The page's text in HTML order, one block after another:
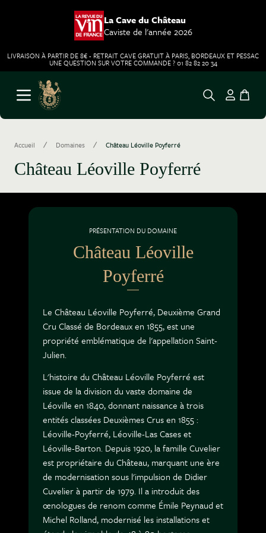
La Cave du Château
Caviste de l'année 2026
LIVRAISON À PARTIR DE 8€ - RETRAIT CAVE GRATUIT À PARIS, BORDEAUX ET PESSAC
UNE QUESTION SUR VOTRE COMMANDE ? 01 82 82 20 34
Aller au contenu
Ouvrir le menu
Accueil / Domaines / Château Léoville Poyferré
Château Léoville Poyferré
PRÉSENTATION DU DOMAINE
Château Léoville
Poyferré
Le Château Léoville Poyferré, Deuxième Grand
Cru Classé de Bordeaux en 1855, est une
propriété emblématique de l'appellation Saint-
Julien.
L'histoire du Château Léoville Poyferré est
issue de la division du vaste domaine de
Léoville en 1840, donnant naissance à trois
entités classées Deuxièmes Crus en 1855 :
Léoville-Poyferré, Léoville-Las Cases et
Léoville-Barton. Depuis 1920, la famille Cuvelier
est propriétaire du Château, marquant une ère
de modernisation sous l'impulsion de Didier
Cuvelier à partir de 1979. Il a introduit des
œnologues de renom comme Émile Peynaud et
Michel Rolland, modernisé les installations et